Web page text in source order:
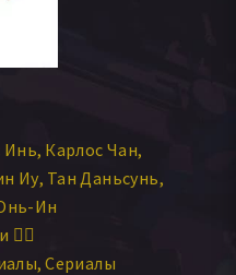
Инь Карлос Чан
Иу Тан Даньсунь
Ин
🧝‍♂️
Сериалы